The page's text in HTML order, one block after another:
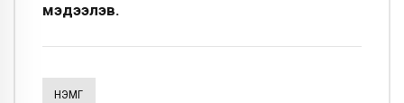
мэдээлэв.
НЭМГ